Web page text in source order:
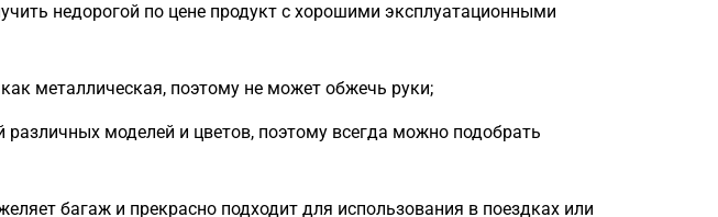
недорогой по цене продукт с хорошими эксплуатационными
металлическая, поэтому не может обжечь руки;
моделей и цветов, поэтому всегда можно подобрать
багаж и прекрасно подходит для использования в поездках или